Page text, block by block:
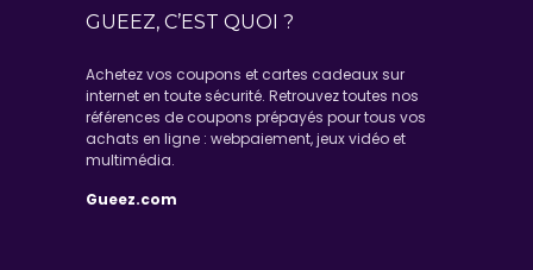
GUEEZ, C’EST QUOI ?
Achetez vos coupons et cartes cadeaux sur
internet en toute sécurité. Retrouvez toutes nos
références de coupons prépayés pour tous vos
achats en ligne : webpaiement, jeux vidéo et
multimédia.
Gueez.com